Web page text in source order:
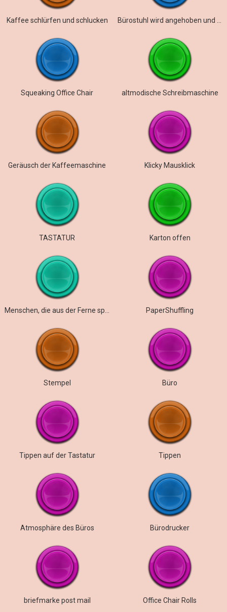
Kaffee schlürfen und schlucken
Squeaking Office Chair altmodische Schreibmaschine
Geräusch der Kaffeemaschine Klicky Mausklick
TASTATUR Karton offen
PaperShuffling
Stempel Büro
Tippen auf der Tastatur Tippen
Atmosphäre des Büros Bürodrucker
briefmarke post mail Office Chair Rolls